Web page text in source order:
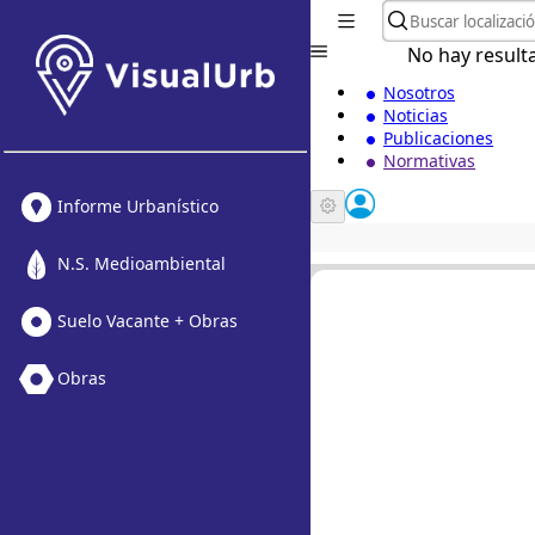
Informe Urbanístico
N.S. Medioambiental
Suelo Vacante + Obras
Obras
No hay
Nosotros
Noticias
Publicaciones
Normativas